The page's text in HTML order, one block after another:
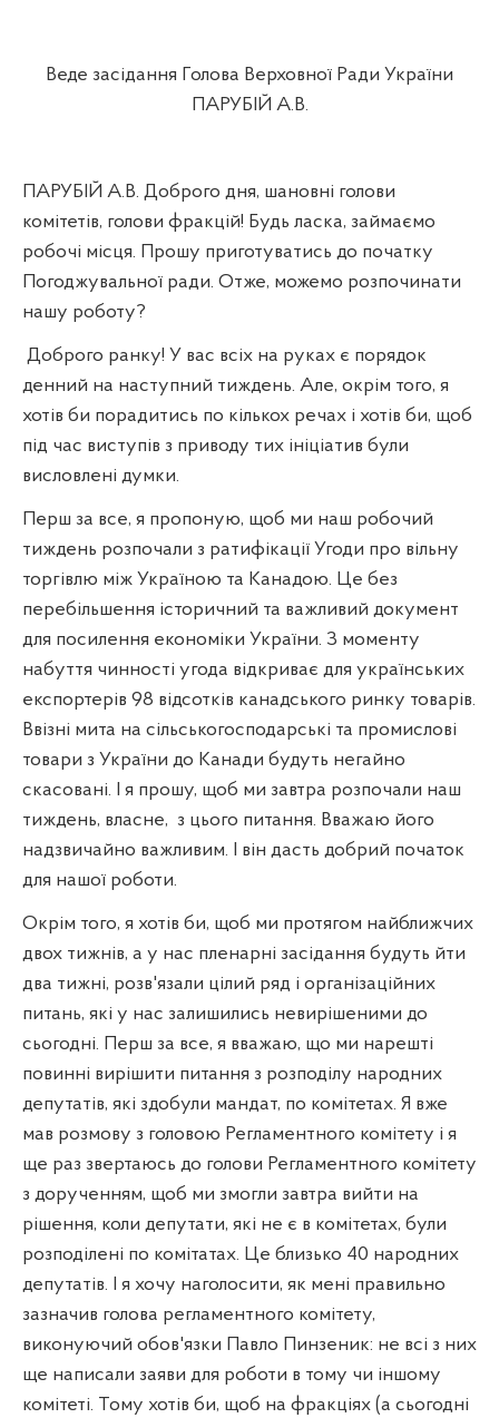
Веде засідання Голова Верховної Ради України
ПАРУБІЙ А.В.
ПАРУБІЙ А.В. Доброго дня, шановні голови
комітетів, голови фракцій! Будь ласка, займаємо
робочі місця. Прошу приготуватись до початку
Погоджувальної ради. Отже, можемо розпочинати
нашу роботу?
Доброго ранку! У вас всіх на руках є порядок
денний на наступний тиждень. Але, окрім того, я
хотів би порадитись по кількох речах і хотів би, щоб
під час виступів з приводу тих ініціатив були
висловлені думки.
Перш за все, я пропоную, щоб ми наш робочий
тиждень розпочали з ратифікації Угоди про вільну
торгівлю між Україною та Канадою. Це без
перебільшення історичний та важливий документ
для посилення економіки України. З моменту
набуття чинності угода відкриває для українських
експортерів 98 відсотків канадського ринку товарів.
Ввізні мита на сільськогосподарські та промислові
товари з України до Канади будуть негайно
скасовані. І я прошу, щоб ми завтра розпочали наш
тиждень, власне, з цього питання. Вважаю його
надзвичайно важливим. І він дасть добрий початок
для нашої роботи.
Окрім того, я хотів би, щоб ми протягом найближчих
двох тижнів, а у нас пленарні засідання будуть йти
два тижні, розв'язали цілий ряд і організаційних
питань, які у нас залишились невирішеними до
сьогодні. Перш за все, я вважаю, що ми нарешті
повинні вирішити питання з розподілу народних
депутатів, які здобули мандат, по комітетах. Я вже
мав розмову з головою Регламентного комітету і я
ще раз звертаюсь до голови Регламентного комітету
з дорученням, щоб ми змогли завтра вийти на
рішення, коли депутати, які не є в комітетах, були
розподілені по комітатах. Це близько 40 народних
депутатів. І я хочу наголосити, як мені правильно
зазначив голова регламентного комітету,
виконуючий обов'язки Павло Пинзеник: не всі з них
ще написали заяви для роботи в тому чи іншому
комітеті. Тому хотів би, щоб на фракціях (а сьогодні